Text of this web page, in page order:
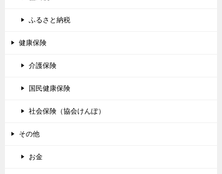
ふるさと納税
健康保険
介護保険
国民健康保険
社会保険（協会けんぽ）
その他
お金